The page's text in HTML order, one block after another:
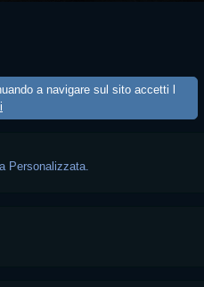
a navigare sul sito accetti l
Personalizzata.